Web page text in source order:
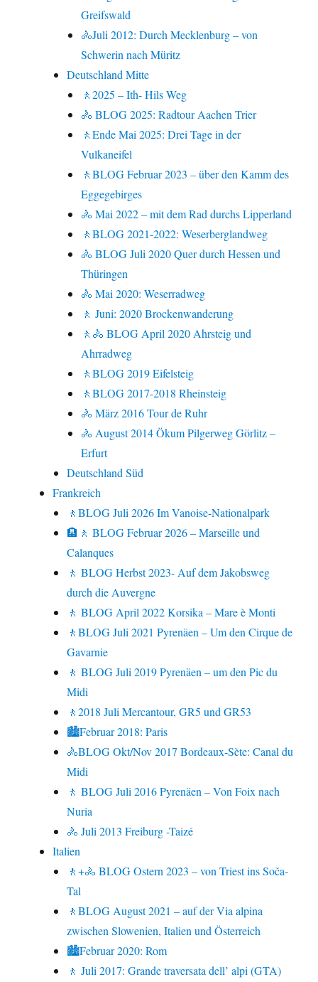
Greifswald
🚴Juli 2012: Durch Mecklenburg – von
Schwerin nach Müritz
Deutschland Mitte
🚶2025 – Ith- Hils Weg
🚴 BLOG 2025: Radtour Aachen Trier
🚶Ende Mai 2025: Drei Tage in der
Vulkaneifel
🚶BLOG Februar 2023 – über den Kamm des
Eggegebirges
🚴 Mai 2022 – mit dem Rad durchs Lipperland
🚶BLOG 2021-2022: Weserberglandweg
🚴 BLOG Juli 2020 Quer durch Hessen und
Thüringen
🚴 Mai 2020: Weserradweg
🚶 Juni: 2020 Brockenwanderung
🚶🚴 BLOG April 2020 Ahrsteig und
Ahrradweg
🚶BLOG 2019 Eifelsteig
🚶BLOG 2017-2018 Rheinsteig
🚴 März 2016 Tour de Ruhr
🚴 August 2014 Ökum Pilgerweg Görlitz –
Erfurt
Deutschland Süd
Frankreich
🚶BLOG Juli 2026 Im Vanoise-Nationalpark
🏨🚶 BLOG Februar 2026 – Marseille und
Calanques
🚶 BLOG Herbst 2023- Auf dem Jakobsweg
durch die Auvergne
🚶 BLOG April 2022 Korsika – Mare è Monti
🚶BLOG Juli 2021 Pyrenäen – Um den Cirque de
Gavarnie
🚶 BLOG Juli 2019 Pyrenäen – um den Pic du
Midi
🚶2018 Juli Mercantour, GR5 und GR53
🏙Februar 2018: Paris
🚴BLOG Okt/Nov 2017 Bordeaux-Sète: Canal du
Midi
🚶 BLOG Juli 2016 Pyrenäen – Von Foix nach
Nuria
🚴 Juli 2013 Freiburg -Taizé
Italien
🚶+🚴 BLOG Ostern 2023 – von Triest ins Soča-
Tal
🚶BLOG August 2021 – auf der Via alpina
zwischen Slowenien, Italien und Österreich
🏙Februar 2020: Rom
🚶 Juli 2017: Grande traversata dell’ alpi (GTA)